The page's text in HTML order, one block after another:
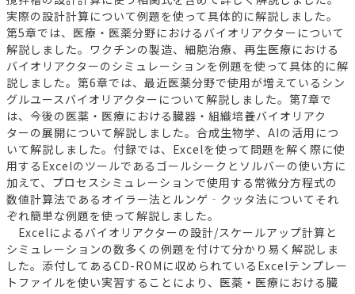
実際の設計計算について例題を使って具体的に解説しました。
第5章では、医療・医薬分野におけるバイオリアクターについて
解説しました。ワクチンの製造、細胞治療、再生医療における
バイオリアクターのシミュレーションを例題を使って具体的に解
説しました。第6章では、最近医薬分野で使用が増えているシン
グルユースバイオリアクターについて解説しました。第7章で
は、今後の医薬・医療における臓器・組織培養バイオリアク
ターの展開について解説しました。合成生物学、AIの活用につ
いて解説しました。付録では、Excelを使って問題を解く際に使
用するExcelのツールであるゴールシークとソルバーの使い方に
加えて、プロセスシミュレーションで使用する常微分方程式の
数値計算法であるオイラー法とルンゲ‐クッタ法についてそれ
ぞれ簡単な例題を使って解説しました。
Excelによるバイオリアクターの設計/スケールアップ計算と
シミュレーションの数多くの例題を付けて分かり易く解説しま
した。添付してあるCD-ROMに収められているExcelテンプレー
トファイルを使い実習することにより、医薬・医療における臓